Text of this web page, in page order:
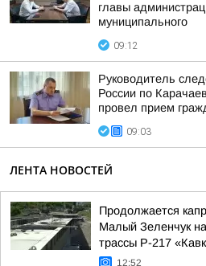
главы
муниципального
09:12
Руководитель
России по
провел прием
09:03
ЛЕНТА НОВОСТЕЙ
Продолжается
Малый Зеленчук
трассы Р-217
12:52